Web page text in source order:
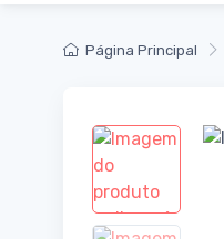
Página Principal